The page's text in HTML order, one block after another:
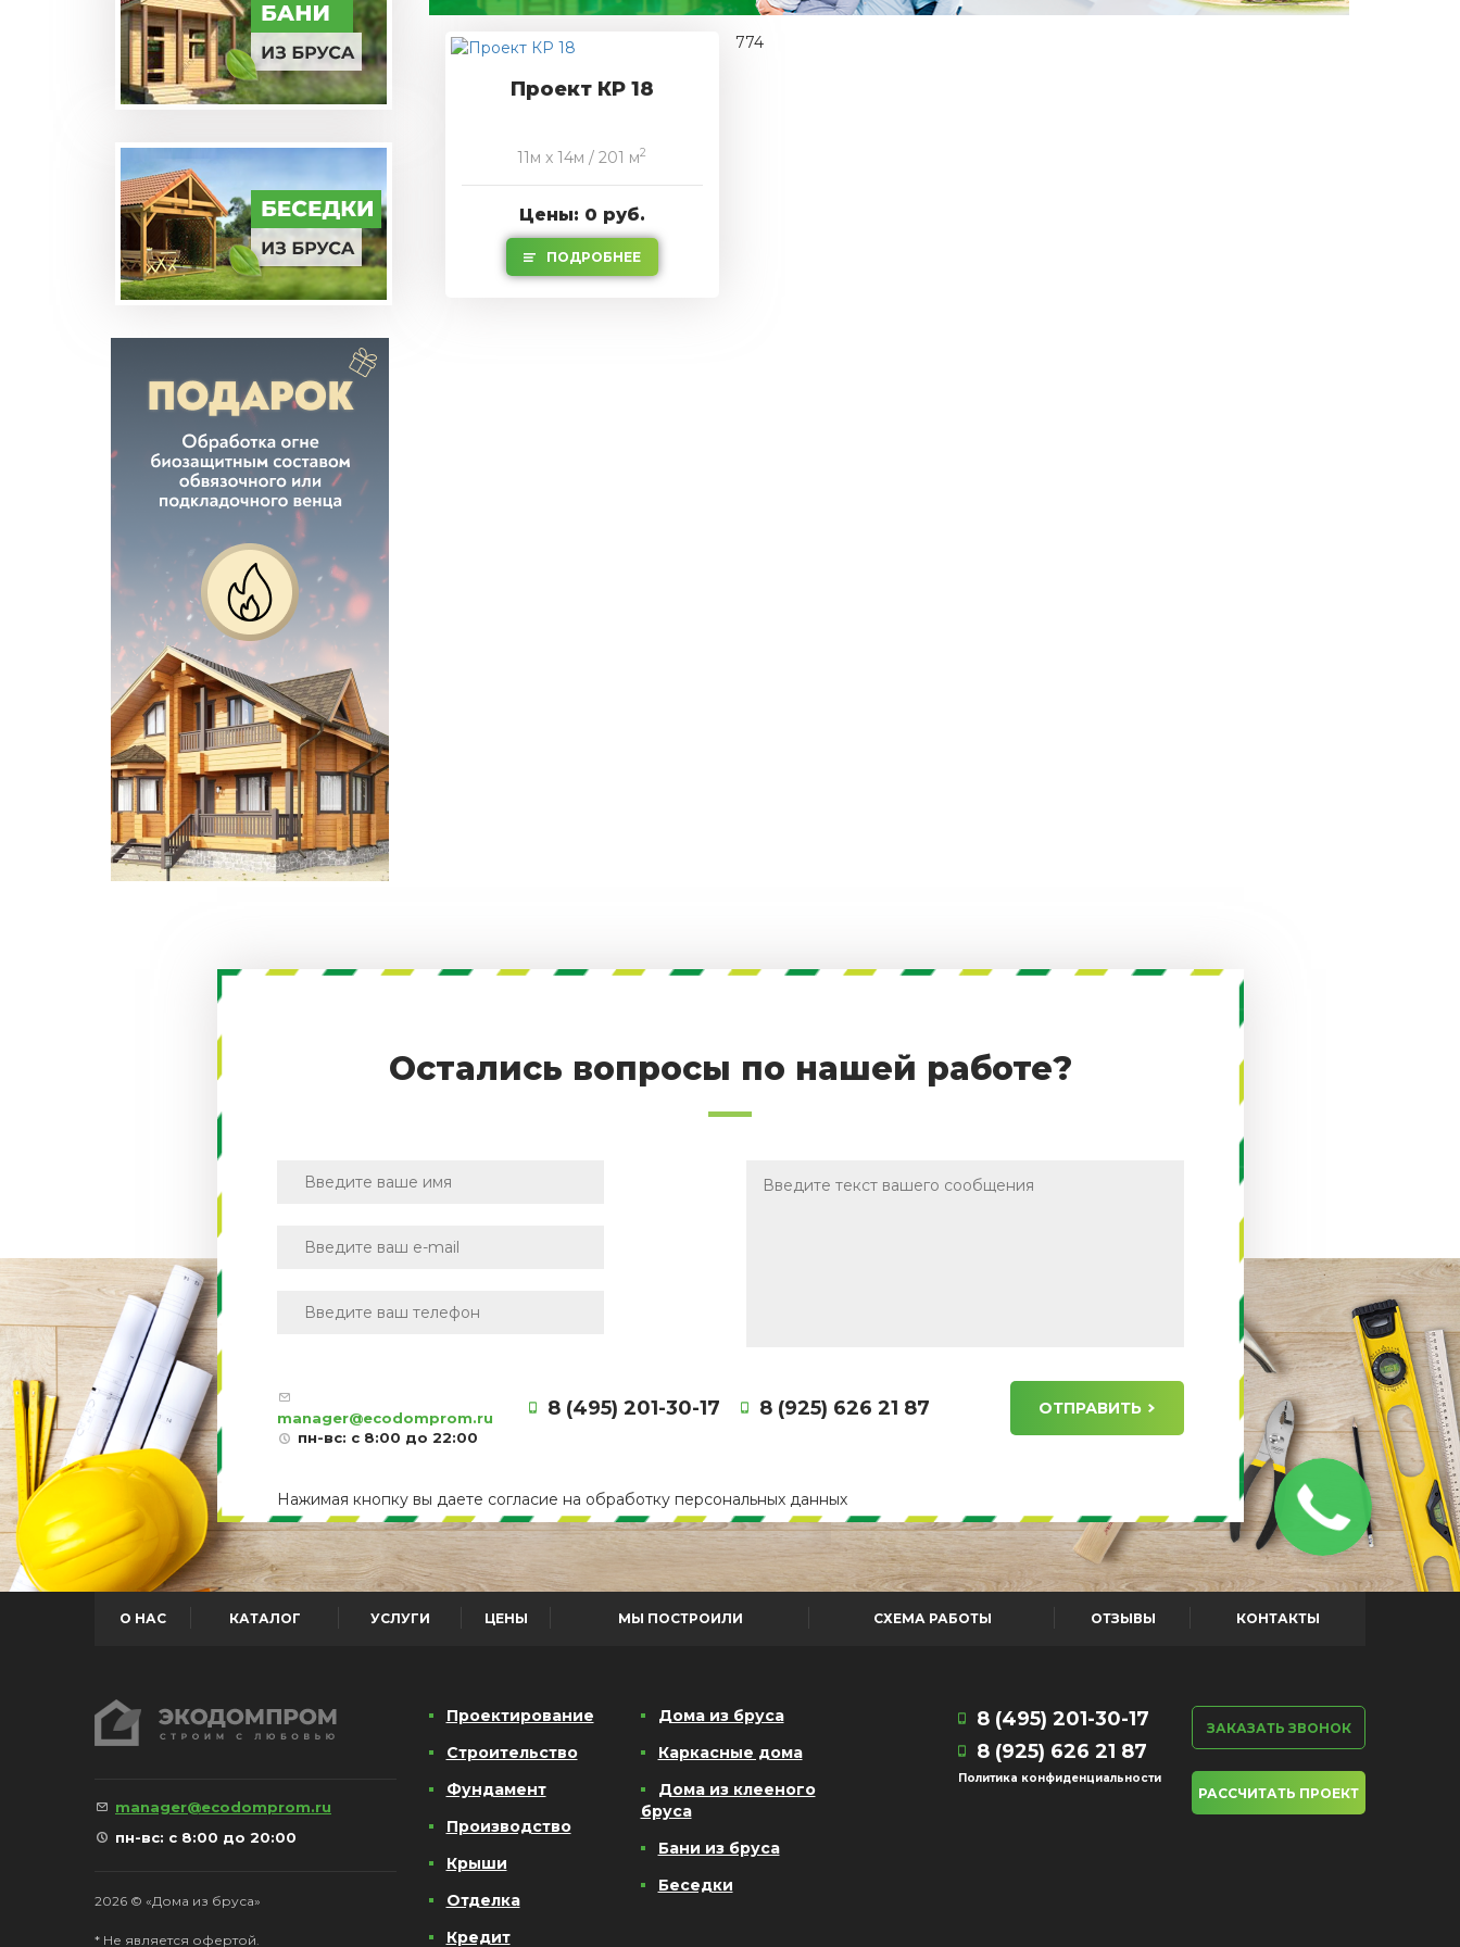
774
Проект КР 18
11м x 14м / 201 м2
Цены: 0 руб.
ПОДРОБНЕЕ
Остались вопросы по нашей работе?
manager@ecodomprom.ru
пн-вс: с 8:00 до 22:00
8 (495) 201-30-17 8 (925) 626 21 87 ОТПРАВИТЬ
Нажимая кнопку вы даете согласие на обработку персональных данных
О НАС КАТАЛОГ УСЛУГИ ЦЕНЫ МЫ ПОСТРОИЛИ СХЕМА РАБОТЫ ОТЗЫВЫ КОНТАКТЫ
manager@ecodomprom.ru
пн-вс: с 8:00 до 20:00
2026 © «Дома из бруса»
* Не является офертой.
Проектирование
Строительство
Фундамент
Производство
Крыши
Отделка
Кредит
Дома из бруса
Каркасные дома
Дома из клееного
бруса
Бани из бруса
Беседки
8 (495) 201-30-17
8 (925) 626 21 87
Политика конфиденциальности
ЗАКАЗАТЬ ЗВОНОК
РАССЧИТАТЬ ПРОЕКТ